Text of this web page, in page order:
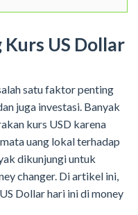
US Dollar
satu faktor penting
juga investasi. Banyak
kurs USD karena
uang lokal terhadap
dikunjungi untuk
changer. Di artikel ini,
Dollar hari ini di money